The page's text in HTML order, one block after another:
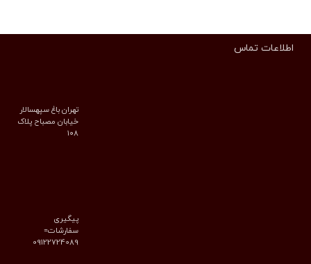
اطلاعات تماس
تهران باغ سپهسالار
خیابان مصباح پلاک
۱۰۸
پیگیری
سفارشات=
09122724089